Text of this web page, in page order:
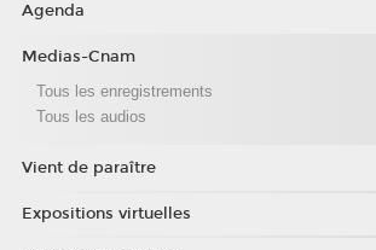
Agenda
Medias-Cnam
Tous les enregistrements
Tous les audios
Vient de paraître
Expositions virtuelles